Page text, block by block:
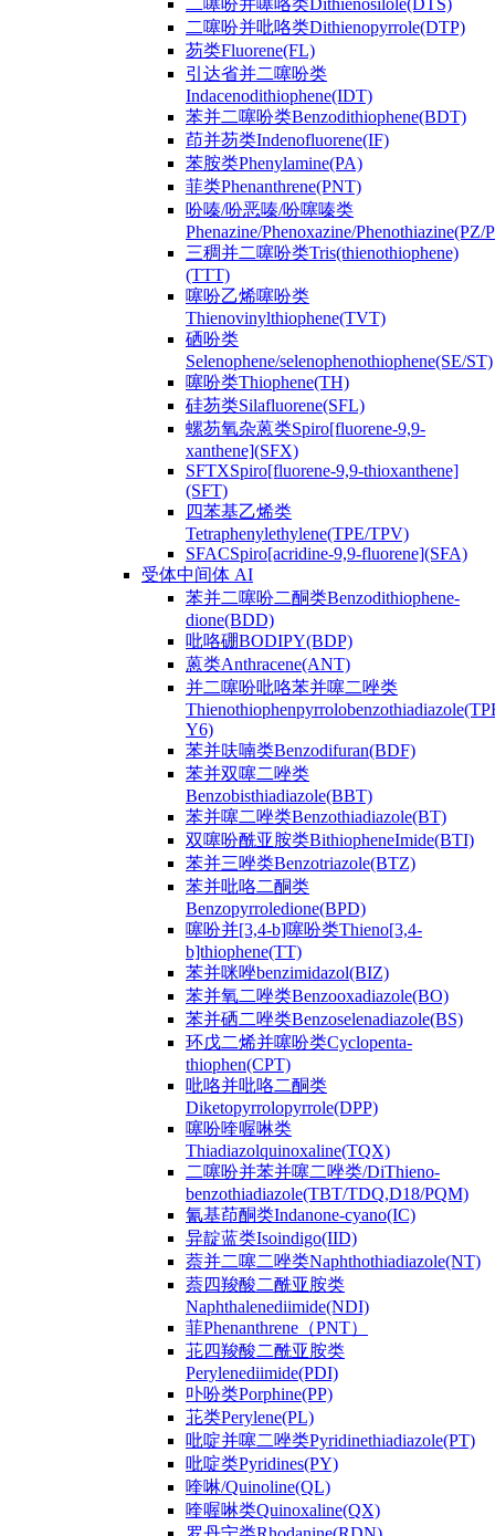
二噻吩并噻咯类Dithienosilole(DTS)
二噻吩并吡咯类Dithienopyrrole(DTP)
芴类Fluorene(FL)
引达省并二噻吩类
Indacenodithiophene(IDT)
苯并二噻吩类Benzodithiophene(BDT)
茚并芴类Indenofluorene(IF)
苯胺类Phenylamine(PA)
菲类Phenanthrene(PNT)
吩嗪/吩恶嗪/吩噻嗪类
Phenazine/Phenoxazine/Phenothiazine(PZ/
三稠并二噻吩类Tris(thienothiophene)
(TTT)
噻吩乙烯噻吩类
Thienovinylthiophene(TVT)
硒吩类
Selenophene/selenophenothiophene(SE/ST)
噻吩类Thiophene(TH)
硅芴类Silafluorene(SFL)
螺芴氧杂蒽类Spiro[fluorene-9,9-
xanthene](SFX)
SFTXSpiro[fluorene-9,9-thioxanthene]
(SFT)
四苯基乙烯类
Tetraphenylethylene(TPE/TPV)
SFACSpiro[acridine-9,9-fluorene](SFA)
受体中间体 AI
苯并二噻吩二酮类Benzodithiophene-
dione(BDD)
吡咯硼BODIPY(BDP)
蒽类Anthracene(ANT)
并二噻吩吡咯苯并噻二唑类
Y6)
苯并呋喃类Benzodifuran(BDF)
苯并双噻二唑类
Benzobisthiadiazole(BBT)
苯并噻二唑类Benzothiadiazole(BT)
双噻吩酰亚胺类BithiopheneImide(BTI)
苯并三唑类Benzotriazole(BTZ)
苯并吡咯二酮类
Benzopyrroledione(BPD)
噻吩并[3,4-b]噻吩类Thieno[3,4-
b]thiophene(TT)
苯并咪唑benzimidazol(BIZ)
苯并氧二唑类Benzooxadiazole(BO)
苯并硒二唑类Benzoselenadiazole(BS)
环戊二烯并噻吩类Cyclopenta-
thiophen(CPT)
吡咯并吡咯二酮类
Diketopyrrolopyrrole(DPP)
噻吩喹喔啉类
Thiadiazolquinoxaline(TQX)
二噻吩并苯并噻二唑类/DiThieno-
benzothiadiazole(TBT/TDQ,D18/PQM)
氰基茚酮类Indanone-cyano(IC)
异靛蓝类Isoindigo(IID)
萘并二噻二唑类Naphthothiadiazole(NT)
萘四羧酸二酰亚胺类
Naphthalenediimide(NDI)
菲Phenanthrene（PNT）
苝四羧酸二酰亚胺类
Perylenediimide(PDI)
卟吩类Porphine(PP)
苝类Perylene(PL)
吡啶并噻二唑类Pyridinethiadiazole(PT)
吡啶类Pyridines(PY)
喹啉/Quinoline(QL)
喹喔啉类Quinoxaline(QX)